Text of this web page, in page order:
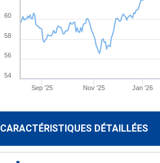
Sep '25 Nov '25 Jan '26
54
56
58
60
CARACTÉRISTIQUES DÉTAILLÉES